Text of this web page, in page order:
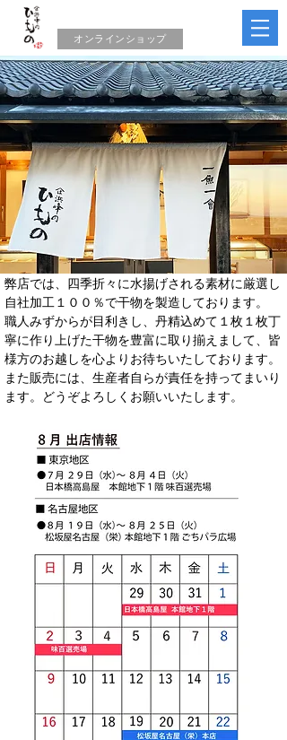
オンラインショップ
弊店では、四季折々に水揚げされる素材に厳選し
自社加工１００％で干物を製造しております。
職人みずからが目利きし、丹精込めて１枚１枚丁
寧に作り上げた干物を豊富に取り揃えまして、 皆
様方のお越しを心よりお待ちいたしております。
また販売には、生産者自らが責任を持ってまいり
ます。​どうぞよろしくお願いいたします。